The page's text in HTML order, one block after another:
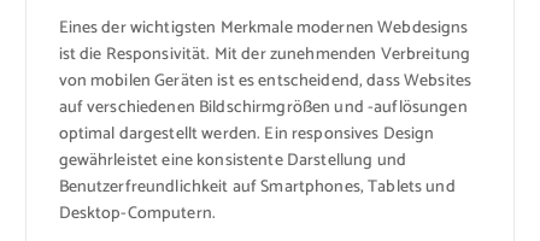
Eines der wichtigsten Merkmale modernen Webdesigns
ist die Responsivität. Mit der zunehmenden Verbreitung
von mobilen Geräten ist es entscheidend, dass Websites
auf verschiedenen Bildschirmgrößen und -auflösungen
optimal dargestellt werden. Ein responsives Design
gewährleistet eine konsistente Darstellung und
Benutzerfreundlichkeit auf Smartphones, Tablets und
Desktop-Computern.